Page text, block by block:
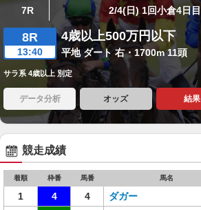
7R 2/4(日) 1回小倉4日目
8R
13:40
4歳以上500万円以下
平地 ダート 右・1700m 11頭
サラ系 4歳以上 別定
データ分析 オッズ 結果
競走成績
着順 枠番 馬番 馬名
1 4 4 ダガー